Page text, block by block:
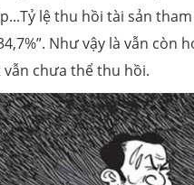
lệ thu hồi tài sản
Như vậy là vẫn
chưa thể thu hồi.